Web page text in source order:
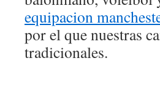
equipacion
por el que nuestras
tradicionales.